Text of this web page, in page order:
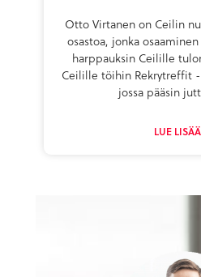
Otto Virtanen on Ceilin
osastoa, jonka
harppauksin Ceilille
Ceilille töihin Rekrytreffit
jossa pääsin
LUE